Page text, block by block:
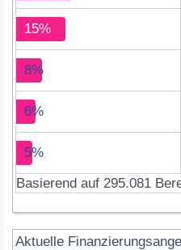
15%
8%
6%
5%
Basierend auf 295.081
Aktuelle